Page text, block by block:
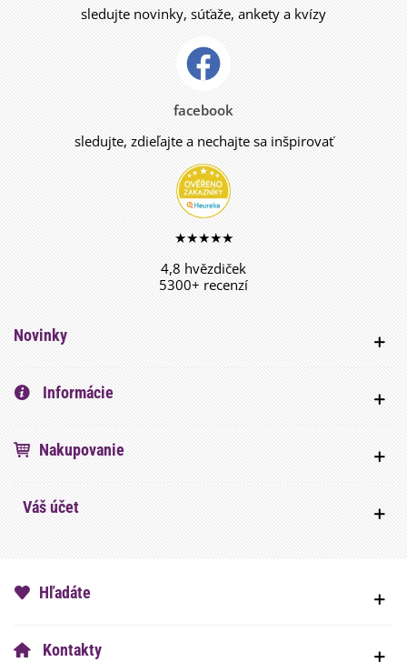
sledujte novinky, súťaže, ankety a kvízy
facebook
sledujte, zdieľajte a nechajte sa inšpirovať
★★★★★
4,8 hvězdiček
5300+ recenzí
Novinky
Informácie
Nakupovanie
Váš účet
Hľadáte
Kontakty